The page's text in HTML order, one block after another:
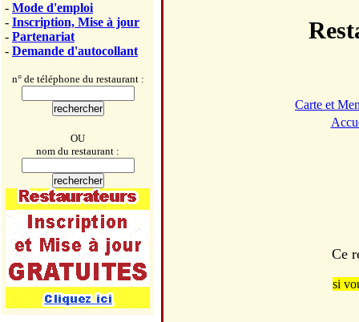
- Mode d'emploi
- Inscription, Mise à jour
- Partenariat
- Demande d'autocollant
n° de téléphone du restaurant :
OU
nom du restaurant :
Carte et
Ce
si